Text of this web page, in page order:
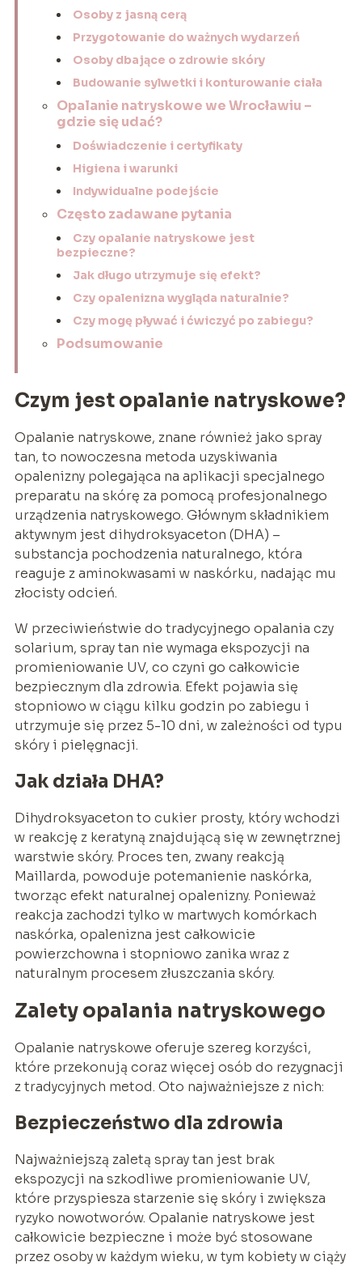
Osoby z jasną cerą
Przygotowanie do ważnych wydarzeń
Osoby dbające o zdrowie skóry
Budowanie sylwetki i konturowanie ciała
Opalanie natryskowe we Wrocławiu –
gdzie się udać?
Doświadczenie i certyfikaty
Higiena i warunki
Indywidualne podejście
Często zadawane pytania
Czy opalanie natryskowe jest
bezpieczne?
Jak długo utrzymuje się efekt?
Czy opalenizna wygląda naturalnie?
Czy mogę pływać i ćwiczyć po zabiegu?
Podsumowanie
Czym jest opalanie natryskowe?
Opalanie natryskowe, znane również jako spray
tan, to nowoczesna metoda uzyskiwania
opalenizny polegająca na aplikacji specjalnego
preparatu na skórę za pomocą profesjonalnego
urządzenia natryskowego. Głównym składnikiem
aktywnym jest dihydroksyaceton (DHA) –
substancja pochodzenia naturalnego, która
reaguje z aminokwasami w naskórku, nadając mu
złocisty odcień.
W przeciwieństwie do tradycyjnego opalania czy
solarium, spray tan nie wymaga ekspozycji na
promieniowanie UV, co czyni go całkowicie
bezpiecznym dla zdrowia. Efekt pojawia się
stopniowo w ciągu kilku godzin po zabiegu i
utrzymuje się przez 5-10 dni, w zależności od typu
skóry i pielęgnacji.
Jak działa DHA?
Dihydroksyaceton to cukier prosty, który wchodzi
w reakcję z keratyną znajdującą się w zewnętrznej
warstwie skóry. Proces ten, zwany reakcją
Maillarda, powoduje potemanienie naskórka,
tworząc efekt naturalnej opalenizny. Ponieważ
reakcja zachodzi tylko w martwych komórkach
naskórka, opalenizna jest całkowicie
powierzchowna i stopniowo zanika wraz z
naturalnym procesem złuszczania skóry.
Zalety opalania natryskowego
Opalanie natryskowe oferuje szereg korzyści,
które przekonują coraz więcej osób do rezygnacji
z tradycyjnych metod. Oto najważniejsze z nich:
Bezpieczeństwo dla zdrowia
Najważniejszą zaletą spray tan jest brak
ekspozycji na szkodliwe promieniowanie UV,
które przyspiesza starzenie się skóry i zwiększa
ryzyko nowotworów. Opalanie natryskowe jest
całkowicie bezpieczne i może być stosowane
przez osoby w każdym wieku, w tym kobiety w ciąży